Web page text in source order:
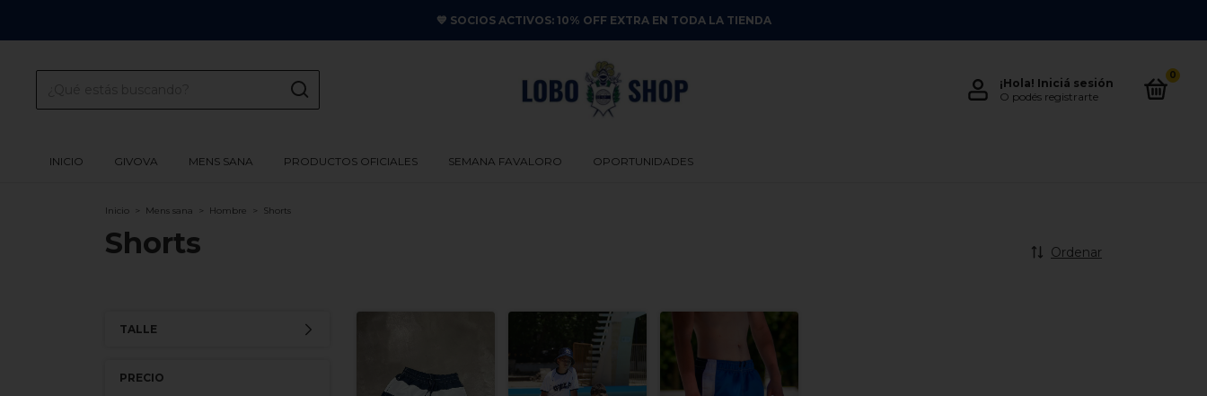
💙 SOCIOS ACTIVOS: 10% OFF EXTRA EN TODA LA TIENDA
¡Hola! Iniciá sesión
O podés registrarte
0
INICIO GIVOVA MENS SANA PRODUCTOS OFICIALES SEMANA FAVALORO OPORTUNIDADES
Inicio > Mens sana > Hombre > Shorts
Shorts Ordenar
TALLE
PRECIO